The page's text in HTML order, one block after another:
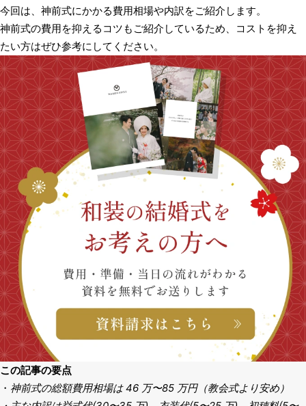
今回は、神前式にかかる費用相場や内訳をご紹介します。
神前式の費用を抑えるコツもご紹介しているため、コストを抑え
たい方はぜひ参考にしてください。
この記事の要点
・ 神前式の総額費用相場は 46 万〜85 万円（教会式より安め）